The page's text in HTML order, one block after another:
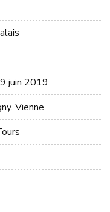
juin 2019
Vienne